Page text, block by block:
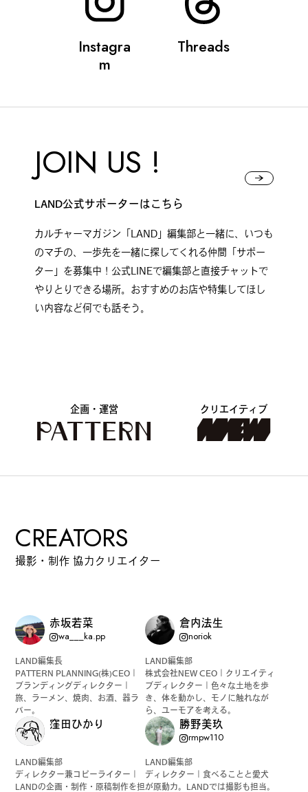
書店巡り
# やっぱり○○が好き
#イベント
ショッピング
FOLLOW US
公式SNSはこちら
m
Threads
Instagra
m
Threads
JOIN US !
LAND公式サポーターはこちら
カルチャーマガジン「LAND」編集部と一緒に、いつも
のマチの、一歩先を一緒に探してくれる仲間「サポー
ター」を募集中！公式LINEで編集部と直接チャットで
やりとりできる場所。おすすめのお店や特集してほし
い内容など何でも話そう。
企画・運営 クリエイティブ
CREATORS
撮影・制作 協力クリエイター
赤坂若菜
wa___ka.pp
LAND編集長
PATTERN PLANNING(株)CEO｜
ブランディングディレクター｜
旅、ラーメン、焼肉、お酒、器ラ
バー。
倉内法生
noriok
LAND編集部
株式会社NEW CEO｜クリエイティ
ブディレクター｜色々な土地を歩
き、体を動かし、モノに触れなが
ら、ユーモアを考える。
窪田ひかり
LAND編集部
ディレクター兼コピーライター｜
LANDの企画・制作・原稿制作を担
勝野美玖
rmpw110
LAND編集部
ディレクター｜食べることと愛犬
が原動力。LANDでは撮影も担当。